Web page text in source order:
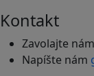
Kontakt
Zavolajte nám
Napíšte nám